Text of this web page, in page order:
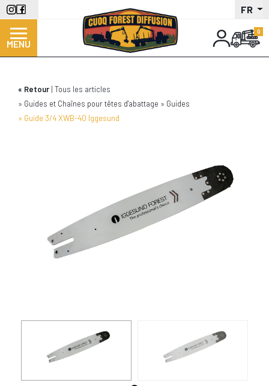
Aller
au
contenu
principal
FR
MENU
Retour Tous les articles
Guides et Chaînes pour têtes d'abattage
Guides
Guide 3/4 XWB-40 Iggesund